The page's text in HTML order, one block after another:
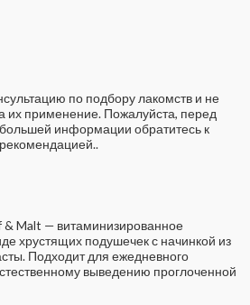
по подбору лакомств и не
их применение. Пожалуйста, перед
информации обратитесь к
& Malt — витаминизированное
хрустящих подушечек с начинкой из
Подходит для ежедневного
выведению проглоченной